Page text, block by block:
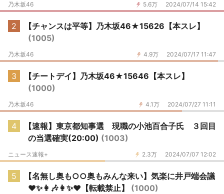
5.6万 2024/07/14 15:42
乃木坂46
2
【チャンスは平等】乃木坂46★15626【本スレ】
(1005)
4.9万 2024/07/17 11:47
乃木坂46
3
【チートデイ】乃木坂46★15646【本スレ】
(1000)
4.1万 2024/07/27 11:11
乃木坂46
4
【速報】東京都知事選 現職の小池百合子氏 ３回目
の当選確実(20:00) (1003)
2.3万 2024/07/07 12:02
ニュース速報+
5
【名無し奥も○○奥もみんな来い】気楽に井戸端会議
♥️✨👩🎶👩✨♥️【転載禁止】 (1000)